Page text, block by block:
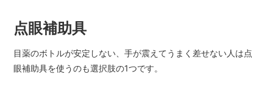
点眼補助具
目薬のボトルが安定しない、手が震えてうまく差せない人は点
眼補助具を使うのも選択肢の1つです。